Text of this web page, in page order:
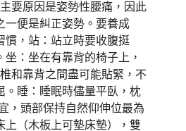
要原因是姿勢性腰痛，因此
一便是糾正姿勢。要養成
慣，站：站立時要收腹挺
：坐在有靠背的椅子上，
和靠背之間盡可能貼緊，不
。睡：睡眠時儘量平臥，枕
，頭部保持自然仰伸位最為
上（木板上可墊床墊），雙